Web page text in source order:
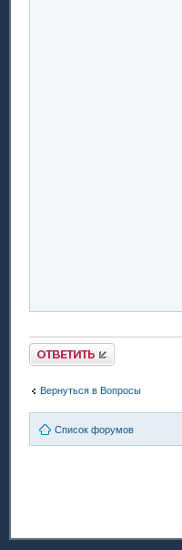
Ответить
Вернуться в Вопросы
Список форумов